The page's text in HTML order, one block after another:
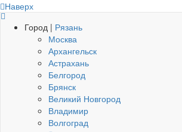
Наверх
Город | Рязань
Москва
Архангельск
Астрахань
Белгород
Брянск
Великий Новгород
Владимир
Волгоград